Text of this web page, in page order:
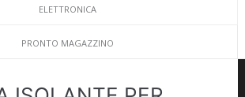
ELETTRONICA
PRONTO MAGAZZINO